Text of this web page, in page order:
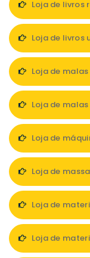
Loja de livros
Loja de livros
Loja de malas
Loja de
Loja de
Loja de
Loja de
Loja de